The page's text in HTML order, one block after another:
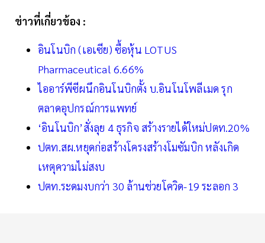
ข่าวที่เกี่ยวข้อง :
อินโนบิก (เอเซีย) ซื้อหุ้น LOTUS
Pharmaceutical 6.66%
ไออาร์พีซีผนึกอินโนบิกตั้ง บ.อินโนโพลีเมด รุก
ตลาดอุปกรณ์การแพทย์
‘อินโนบิก’สั่งลุย 4 ธุรกิจ สร้างรายได้ใหม่ปตท.20%
ปตท.สผ.หยุดก่อสร้างโครงสร้างโมซัมบิก หลังเกิด
เหตุความไม่สงบ
ปตท.ระดมงบกว่า 30 ล้านช่วยโควิด-19 ระลอก 3